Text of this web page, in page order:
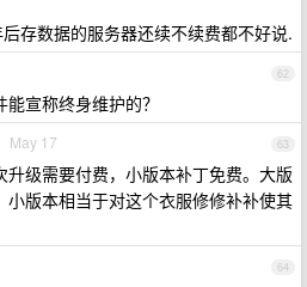
存数据的服务器还续不续费都不好说.
62
宣称终身维护的？
63
May 17
级需要付费，小版本补丁免费。大版
小版本相当于对这个衣服修修补补使其
64